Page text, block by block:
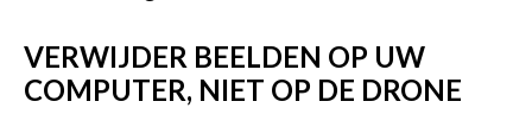
VERWIJDER BEELDEN OP UW
COMPUTER, NIET OP DE DRONE